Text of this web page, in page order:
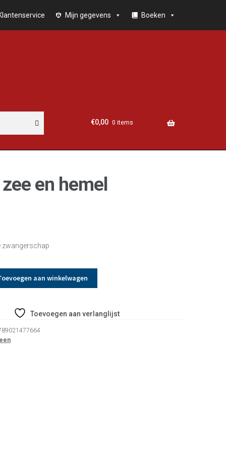
Mijn gegevens Boeken
€0,00 0 items
en hemel
zwangerschap
aan winkelwagen
Toevoegen aan verlanglijst